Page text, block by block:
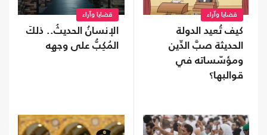
قضايا وآراء
كيف تُعيد الدولة
الحديثة صبَّ الدِّين
ومؤسّساته في
قوالبها؟
قضايا وآراء
الإنسانُ الحديثُ.. ذلكَ
المُكِبُّ على وجهِه